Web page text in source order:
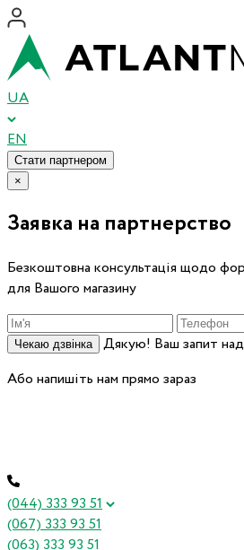
UA
EN
Стати партнером
×
Заявка на партнерство
Безкоштовна консультація щодо
для Вашого магазину
Чекаю дзвінка
Дякую! Ваш запит
Або напишіть нам прямо зараз
(044) 333 93 51
(067) 333 93 51
(063) 333 93 51